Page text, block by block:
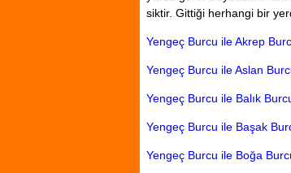
siktir. Gittiği herhangi bir
Yengeç Burcu ile Akrep
Yengeç Burcu ile Aslan
Yengeç Burcu ile Balık
Yengeç Burcu ile Başak
Yengeç Burcu ile Boğa